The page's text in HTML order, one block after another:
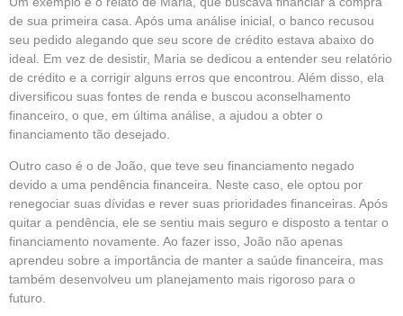
de sua primeira casa. Após uma análise inicial, o banco recusou
seu pedido alegando que seu score de crédito estava abaixo do
ideal. Em vez de desistir, Maria se dedicou a entender seu relatório
de crédito e a corrigir alguns erros que encontrou. Além disso, ela
diversificou suas fontes de renda e buscou aconselhamento
financeiro, o que, em última análise, a ajudou a obter o
financiamento tão desejado.
Outro caso é o de João, que teve seu financiamento negado
devido a uma pendência financeira. Neste caso, ele optou por
renegociar suas dívidas e rever suas prioridades financeiras. Após
quitar a pendência, ele se sentiu mais seguro e disposto a tentar o
financiamento novamente. Ao fazer isso, João não apenas
aprendeu sobre a importância de manter a saúde financeira, mas
também desenvolveu um planejamento mais rigoroso para o
futuro.